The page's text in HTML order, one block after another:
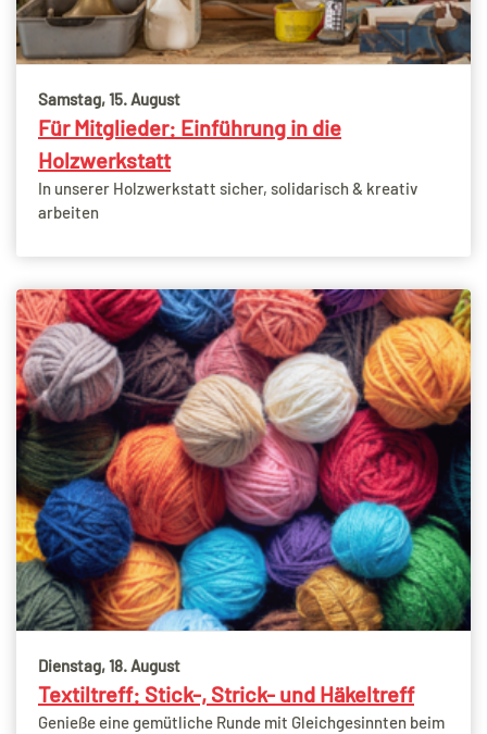
Samstag, 15. August
Für Mitglieder: Einführung in die
Holzwerkstatt
In unserer Holzwerkstatt sicher, solidarisch & kreativ
arbeiten
Dienstag, 18. August
Textiltreff: Stick-, Strick- und Häkeltreff
Genieße eine gemütliche Runde mit Gleichgesinnten beim